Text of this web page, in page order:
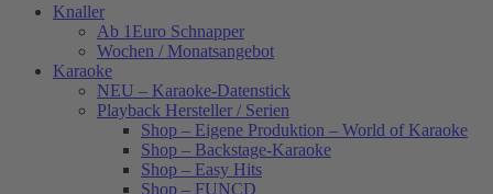
Knaller
Ab 1Euro Schnapper
Wochen / Monatsangebot
Karaoke
NEU – Karaoke-Datenstick
Playback Hersteller / Serien
Shop – Eigene Produktion – World of Karaoke
Shop – Backstage-Karaoke
Shop – Easy Hits
Shop – FUNCD